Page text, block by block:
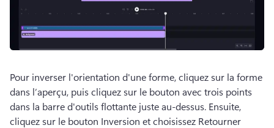
Pour inverser l'orientation d'une forme, cliquez sur la forme
dans l’aperçu, puis cliquez sur le bouton avec trois points
dans la barre d'outils flottante juste au-dessus. Ensuite,
cliquez sur le bouton Inversion et choisissez Retourner